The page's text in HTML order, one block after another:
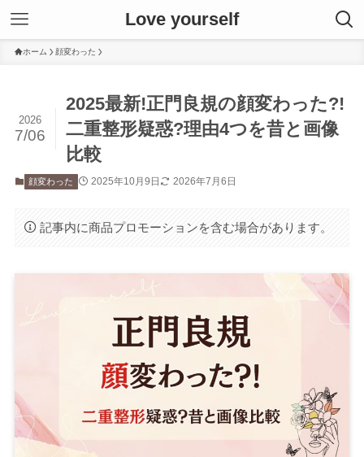
Love yourself
ホーム 顔変わった
2025最新!正門良規の顔変わった?!
二重整形疑惑?理由4つを昔と画像
比較
2026
7/06
顔変わった 2025年10月9日 2026年7月6日
記事内に商品プロモーションを含む場合があります。